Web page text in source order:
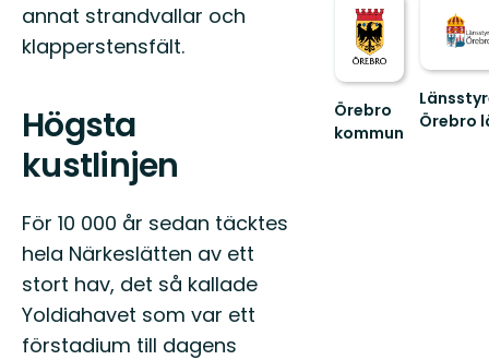
annat strandvallar och
klapperstensfält.
Högsta
kustlinjen
För 10 000 år sedan täcktes
hela Närkeslätten av ett
stort hav, det så kallade
Yoldiahavet som var ett
förstadium till dagens
Örebro
kommun
Örebro